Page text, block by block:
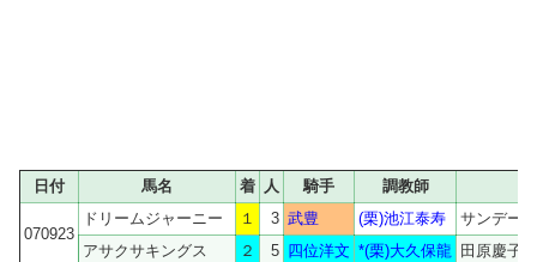
日付 馬名 着 人 騎手 調教師
070923
ドリームジャーニー １ 3 武豊 (栗)池江泰寿
サンデー
アサクサキングス
２ 5 四位洋文 *(栗)大久保龍 田原慶子